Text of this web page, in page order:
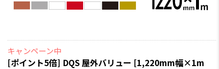
キャンペーン中
[ポイント5倍] DQS 屋外バリュー [1,220mm幅×1m